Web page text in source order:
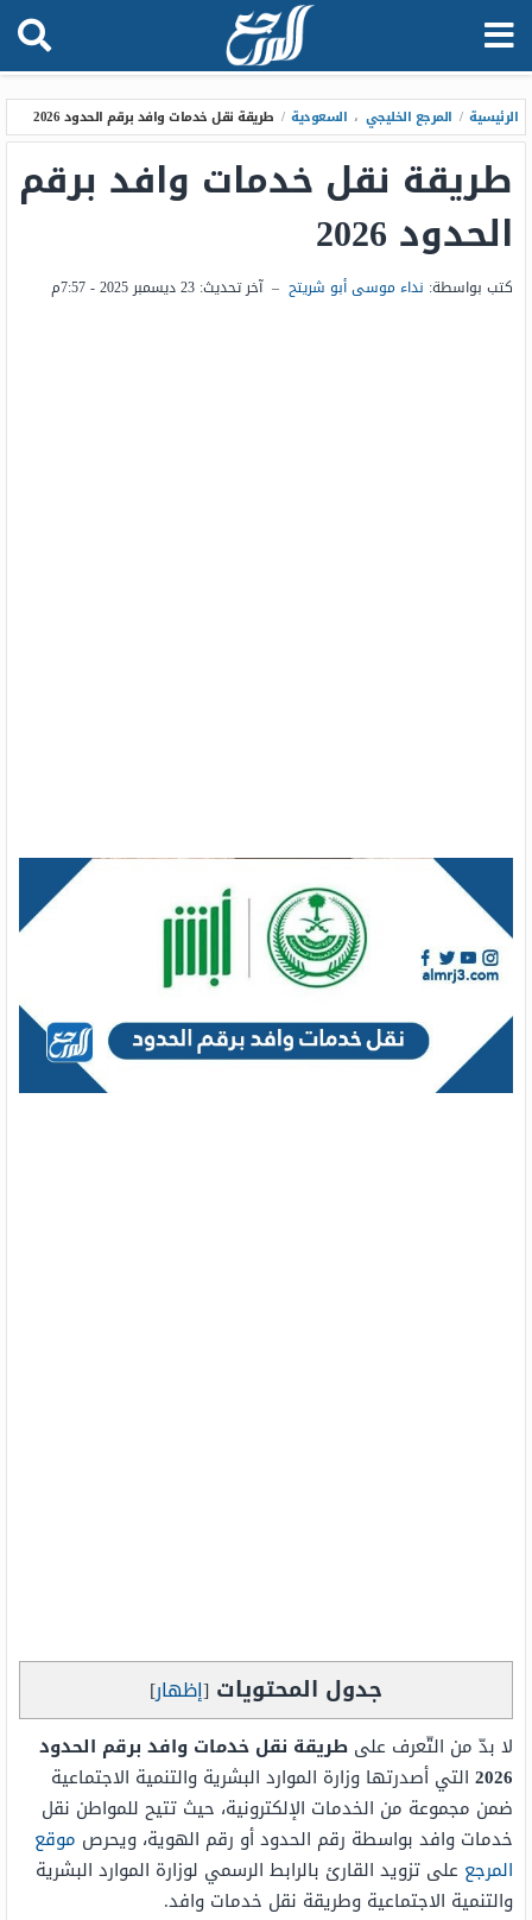
الرئيسية / المرجع الخليجي ، السعودية / طريقة نقل خدمات وافد برقم الحدود 2026
طريقة نقل خدمات وافد برقم
الحدود 2026
كتب بواسطة: نداء موسى أبو شريتح – آخر تحديث: 23 ديسمبر 2025 - 7:57م
جدول المحتويات [إظهار]
لا بدّ من التّعرف على طريقة نقل خدمات وافد برقم الحدود
2026 التي أصدرتها وزارة الموارد البشرية والتنمية الاجتماعية
ضمن مجموعة من الخدمات الإلكترونية، حيث تتيح للمواطن نقل
خدمات وافد بواسطة رقم الحدود أو رقم الهوية، ويحرص موقع
المرجع على تزويد القارئ بالرابط الرسمي لوزارة الموارد البشرية
والتنمية الاجتماعية وطريقة نقل خدمات وافد.